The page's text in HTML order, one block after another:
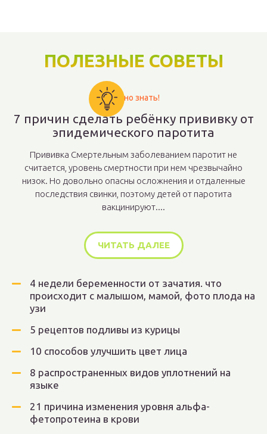
ПОЛЕЗНЫЕ СОВЕТЫ
Важно знать!
7 причин сделать ребёнку прививку от
эпидемического паротита
Прививка Смертельным заболеванием паротит не
считается, уровень смертности при нем чрезвычайно
низок. Но довольно опасны осложнения и отдаленные
последствия свинки, поэтому детей от паротита
вакцинируют....
ЧИТАТЬ ДАЛЕЕ
4 недели беременности от зачатия. что
происходит с малышом, мамой, фото плода на
узи
5 рецептов подливы из курицы
10 способов улучшить цвет лица
8 распространенных видов уплотнений на
языке
21 причина изменения уровня альфа-
фетопротеина в крови